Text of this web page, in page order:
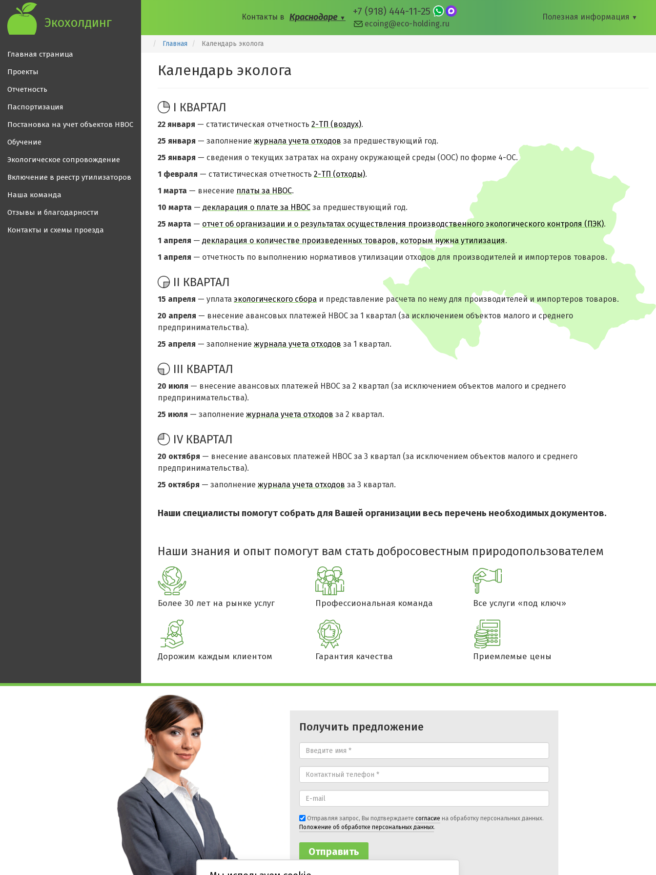
Экохолдинг
Главная страница
Проекты
Отчетность
Паспортизация
Постановка на учет объектов НВОС
Обучение
Экологическое сопровождение
Включение в реестр утилизаторов
Наша команда
Отзывы и благодарности
Контакты и схемы проезда
Полезная информация ▼
Контакты в Краснодаре ▼
+7 (918) 444-11-25
ecoing@eco-holding.ru
Главная Календарь эколога
Календарь эколога
I КВАРТАЛ
22 января — статистическая отчетность 2-ТП (воздух).
25 января — заполнение журнала учета отходов за предшествующий год.
25 января — сведения о текущих затратах на охрану окружающей среды (ООС) по форме 4-ОС.
1 февраля — статистическая отчетность 2-ТП (отходы).
1 марта — внесение платы за НВОС.
10 марта — декларация о плате за НВОСза предшествующий год.
25 марта — отчет об организации и о результатах осуществления производственного экологического контроля (ПЭК).
1 апреля — декларация о количестве произведенных товаров, которым нужна утилизация.
1 апреля — отчетность по выполнению нормативов утилизации отходов для производителей и импортеров товаров.
II КВАРТАЛ
15 апреля — уплата экологического сбораи представление расчета по нему для производителей и импортеров товаров.
20 апреля — внесение авансовых платежей НВОС за 1 квартал (за исключением объектов малого и среднего
предпринимательства).
25 апреля — заполнение журнала учета отходов за 1 квартал.
III КВАРТАЛ
20 июля — внесение авансовых платежей НВОС за 2 квартал (за исключением объектов малого и среднего
предпринимательства).
25 июля — заполнение журнала учета отходов за 2 квартал.
IV КВАРТАЛ
20 октября — внесение авансовых платежей НВОС за 3 квартал (за исключением объектов малого и среднего
предпринимательства).
25 октября — заполнение журнала учета отходов за 3 квартал.
Наши специалисты помогут собрать для Вашей организации весь перечень необходимых документов.
Наши знания и опыт помогут вам стать добросовестным природопользователем
Более 30 лет на рынке услуг Профессиональная команда Все услуги «под ключ»
Дорожим каждым клиентом Гарантия качества Приемлемые цены
Получить предложение
Отправляя запрос, Вы подтверждаете согласие на обработку персональных данных.
Положение об обработке персональных данных.
Отправить